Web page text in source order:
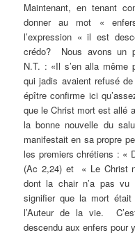
Maintenant, en tenant
donner au mot «
l’expression « il est
crédo? Nous avons un
N.T. : «Il s’en alla même
qui jadis avaient refusé
épître confirme ici
que le Christ mort est allé
la bonne nouvelle du
manifestait en sa propre
les premiers chrétiens : «
(Ac 2,24) et « Le Christ
dont la chair n’a pas
signifier que la mort
l’Auteur de la vie.
descendu aux enfers pour